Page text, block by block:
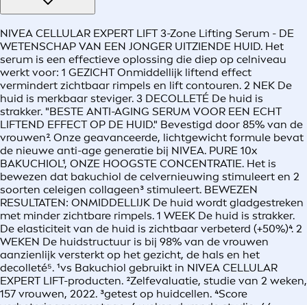
NIVEA CELLULAR EXPERT LIFT 3-Zone Lifting Serum - DE
WETENSCHAP VAN EEN JONGER UITZIENDE HUID. Het
serum is een effectieve oplossing die diep op celniveau
werkt voor: 1 GEZICHT Onmiddellijk liftend effect
vermindert zichtbaar rimpels en lift contouren. 2 NEK De
huid is merkbaar steviger. 3 DECOLLETÉ De huid is
strakker. "BESTE ANTI-AGING SERUM VOOR EEN ECHT
LIFTEND EFFECT OP DE HUID." Bevestigd door 85% van de
vrouwen². Onze geavanceerde, lichtgewicht formule bevat
de nieuwe anti-age generatie bij NIVEA. PURE 10x
BAKUCHIOL¹, ONZE HOOGSTE CONCENTRATIE. Het is
bewezen dat bakuchiol de celvernieuwing stimuleert en 2
soorten celeigen collageen³ stimuleert. BEWEZEN
RESULTATEN: ONMIDDELLIJK De huid wordt gladgestreken
met minder zichtbare rimpels. 1 WEEK De huid is strakker.
De elasticiteit van de huid is zichtbaar verbeterd (+50%)⁴. 2
WEKEN De huidstructuur is bij 98% van de vrouwen
aanzienlijk versterkt op het gezicht, de hals en het
decolleté⁵. ¹vs Bakuchiol gebruikt in NIVEA CELLULAR
EXPERT LIFT-producten. ²Zelfevaluatie, studie van 2 weken,
157 vrouwen, 2022. ³getest op huidcellen. ⁴Score